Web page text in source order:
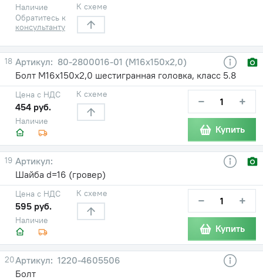
Наличие
Обратитесь к
консультанту
К схеме
18
80-2800016-01 (М16х150х2,0)
Болт М16х150х2,0 шестигранная головка, класс 5.8
Наличие
Цена с НДС
454 руб.
К схеме − +
Купить
19
Шайба d=16 (гровер)
Наличие
Цена с НДС
595 руб.
К схеме − +
Купить
20
1220-4605506
Болт